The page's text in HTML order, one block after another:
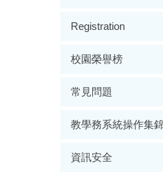
Registration
校園榮譽榜
常見問題
教學務系統操作集
資訊安全